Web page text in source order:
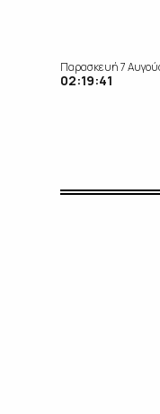
Παρασκευή 7
02:19:42